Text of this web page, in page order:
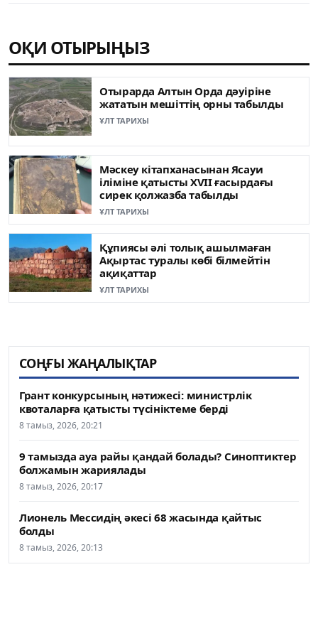
ОҚИ ОТЫРЫҢЫЗ
Отырарда Алтын Орда дәуіріне
жататын мешіттің орны табылды
ҰЛТ ТАРИХЫ
Мәскеу кітапханасынан Ясауи
іліміне қатысты XVII ғасырдағы
сирек қолжазба табылды
ҰЛТ ТАРИХЫ
Құпиясы әлі толық ашылмаған
Ақыртас туралы көбі білмейтін
ақиқаттар
ҰЛТ ТАРИХЫ
СОҢҒЫ ЖАҢАЛЫҚТАР
Грант конкурсының нәтижесі: министрлік
квоталарға қатысты түсініктеме берді
8 тамыз, 2026, 20:21
9 тамызда ауа райы қандай болады? Синоптиктер
болжамын жариялады
8 тамыз, 2026, 20:17
Лионель Мессидің әкесі 68 жасында қайтыс
болды
8 тамыз, 2026, 20:13